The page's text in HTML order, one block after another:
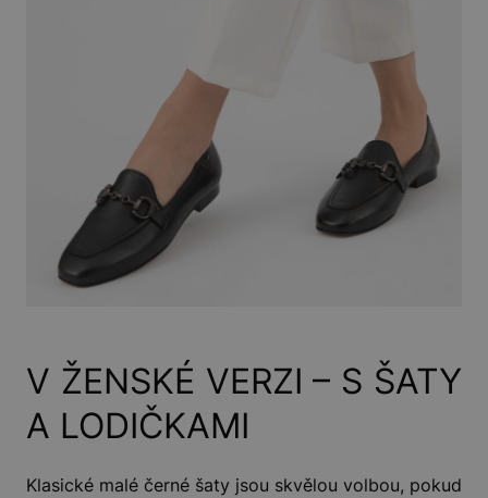
V ŽENSKÉ VERZI – S ŠATY
A LODIČKAMI
Klasické malé černé šaty jsou skvělou volbou, pokud